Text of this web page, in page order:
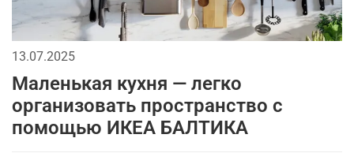
13.07.2025
Маленькая кухня — легко
организовать пространство с
помощью ИКЕА БАЛТИКА